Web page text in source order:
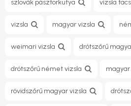
szlovák pásztorkutya vizsla
vizsla magyar vizsla
weimari vizsla drótszőrű
drótszőrű német vizsla
rövidszőrű magyar vizsla